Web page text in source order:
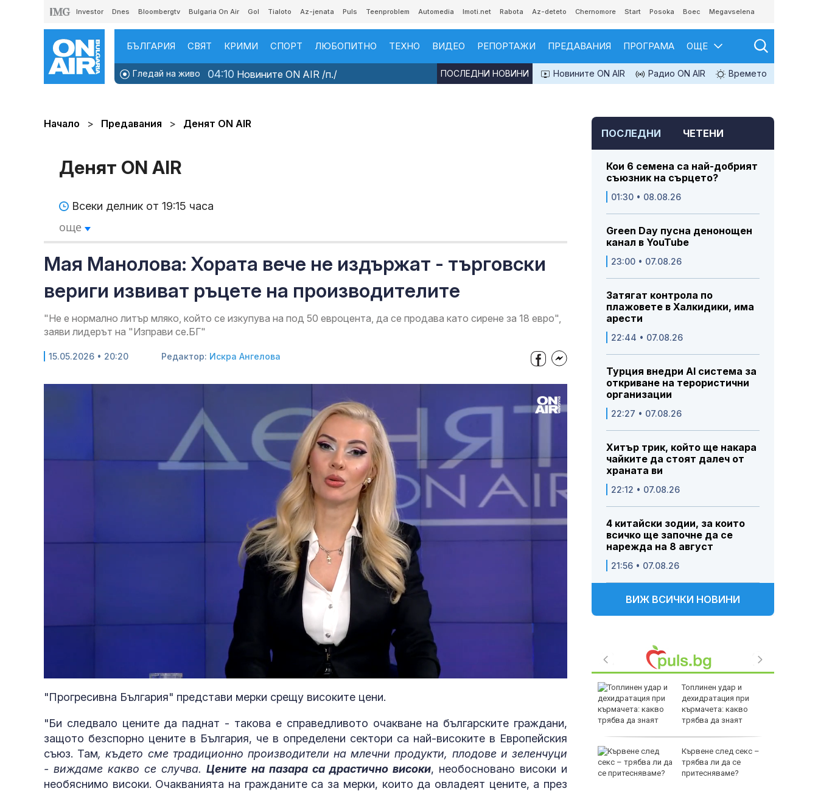
Investor Dnes Bloombergtv Bulgaria On Air Gol Tialoto Az-jenata Puls Teenproblem Automedia Imoti.net Rabota Az-deteto Chernomore Start Posoka Boec Megavselena
БЪЛГАРИЯ СВЯТ КРИМИ СПОРТ ЛЮБОПИТНО ТЕХНО ВИДЕО РЕПОРТАЖИ ПРЕДАВАНИЯ ПРОГРАМА ОЩЕ
Гледай на живо 04:10 Новините ON AIR /п./ Новините ON AIR Радио ON AIR Времето
ПОСЛЕДНИ НОВИНИ
Начало Предавания Денят ON AIR
Денят ON AIR
Всеки делник от 19:15 часа
още
Мая Манолова: Хората вече не издържат - търговски
вериги извиват ръцете на производителите
"Не е нормално литър мляко, който се изкупува на под 50 евроцента, да се продава като сирене за 18 евро",
заяви лидерът на "Изправи се.БГ"
15.05.2026 • 20:20 Редактор: Искра Ангелова
"Прогресивна България" представи мерки срещу високите цени.
"Би следвало цените да паднат - такова е справедливото очакване на българските граждани,
защото безспорно цените в България, че в определени сектори са най-високите в Европейския
съюз. Там, където сме традиционно производители на млечни продукти, плодове и зеленчуци
- виждаме какво се случва. Цените на пазара са драстично високи, необосновано високи и
необяснимо високи. Очакванията на гражданите са за мерки, които да овладеят цените, а през
ПОСЛЕДНИ ЧЕТЕНИ
Кои 6 семена са най-добрият
съюзник на сърцето?
01:30 • 08.08.26
Green Day пусна денонощен
канал в YouTube
23:00 • 07.08.26
Затягат контрола по
плажовете в Халкидики, има
арести
22:44 • 07.08.26
Турция внедри AI система за
откриване на терористични
организации
22:27 • 07.08.26
Хитър трик, който ще накара
чайките да стоят далеч от
храната ви
22:12 • 07.08.26
4 китайски зодии, за които
всичко ще започне да се
нарежда на 8 август
21:56 • 07.08.26
ВИЖ ВСИЧКИ НОВИНИ
космически услуги
Една от 36: На
Острова се продава
Lada Niva уникат за 22
хил. паунда
Топлинен удар и
дехидратация при
кърмачета: какво
трябва да знаят
Кървене след секс –
трябва ли да се
притесняваме?